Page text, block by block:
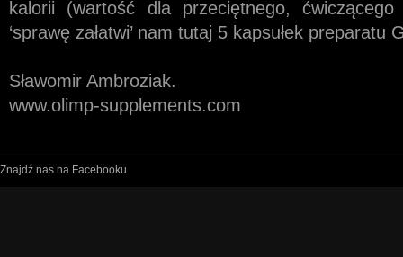
kalorii (wartość dla przeciętnego,
‘sprawę załatwi’ nam tutaj 5 kapsułek preparatu
Sławomir Ambroziak.
www.olimp-supplements.com
Znajdź nas na Facebooku